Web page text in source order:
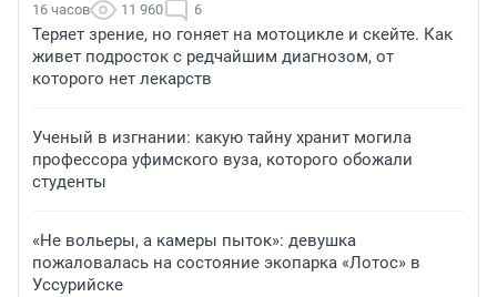
16 часов 11 960 6
Теряет зрение, но гоняет на мотоцикле и скейте. Как
живет подросток с редчайшим диагнозом, от
которого нет лекарств
Ученый в изгнании: какую тайну хранит могила
профессора уфимского вуза, которого обожали
студенты
«Не вольеры, а камеры пыток»: девушка
пожаловалась на состояние экопарка «Лотос» в
Уссурийске